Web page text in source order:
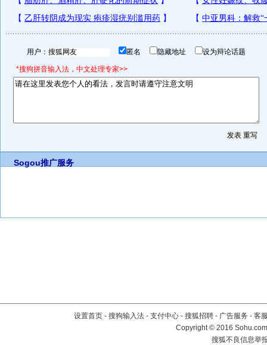
用户： 匿名 隐藏地址 设为辩论话题
*搜狗拼音输入法，中文处理专家>>
Sogou推广服务
设置首页 - 搜狗输入法 - 支付中心 - 搜狐招聘 - 广告服务 - 客
Copyright©2016
搜狐不良信息举